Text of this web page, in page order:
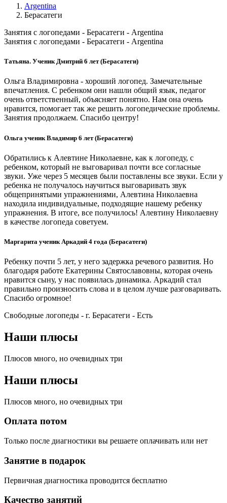
Argentina
Берасатеги
Занятия с логопедами - Берасатеги - Argentina
Занятия с логопедами - Берасатеги - Argentina
Татьяна. Ученик Дмитрий 6 лет (Берасатеги)
Ольга Владимировна - хороший логопед. Замечательные
впечатления. С ребенком они нашли общий язык, педагог
очень ответственный, объясняет понятно. Нам она очень
нравится, помогает так же решить логопедические проблемы.
Занятия продолжаем. Спасибо центру!
Ольга ученик Владимир 6 лет (Берасатеги)
Обратились к Алевтине Николаевне, как к логопеду, с
ребенком, который не выговаривал почти все согласные
звуки. Уже через 5 месяцев были поставлены все звуки. Если у
ребенка не получалось научиться выговаривать звук
общепринятыми упражнениями, Алевтина Николаевна
находила индивидуальные, подходящие нашему ребенку
упражнения. В итоге, все получилось! Алевтину Николаевну
в качестве логопеда советуем.
Маргарита ученик Аркадий 4 года (Берасатеги)
Ребенку почти 5 лет, у него задержка речевого развития. Но
благодаря работе Екатерины Святославовны, которая очень
нравится сыну, у нас появилась динамика. Аркадий стал
правильно произносить слова и в целом лучше разговаривать.
Спасибо огромное!
Свободные логопеды - г. Берасатеги - Есть
Наши плюсы
Плюсов много, но очевидных три
Наши плюсы
Плюсов много, но очевидных три
Оплата потом
Только после диагностики вы решаете оплачивать или нет
Занятие в подарок
Первичная диагностика проводится бесплатно
Качество занятий